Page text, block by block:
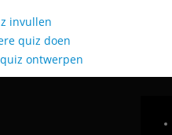
invullen
quiz doen
ontwerpen